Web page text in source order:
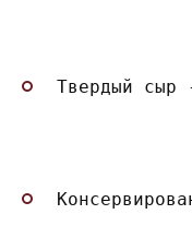
Твердый сыр